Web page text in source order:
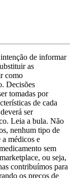
de informar
as
como
Decisões
tomadas por
de cada
ser
Leia a bula. Não
nenhum tipo de
a médicos e
sem
ou seja,
contribuímos para
os preços de